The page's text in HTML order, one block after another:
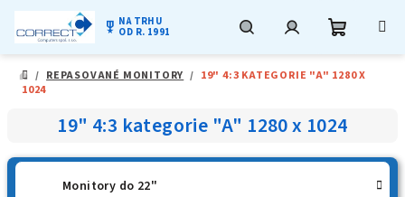
obsah
military_tech NA TRHU
OD R. 1991
DOMŮ
/ REPASOVANÉ MONITORY / 19" 4:3 KATEGORIE "A" 1280 X
1024
19" 4:3 kategorie "A" 1280 x 1024
Monitory do 22"